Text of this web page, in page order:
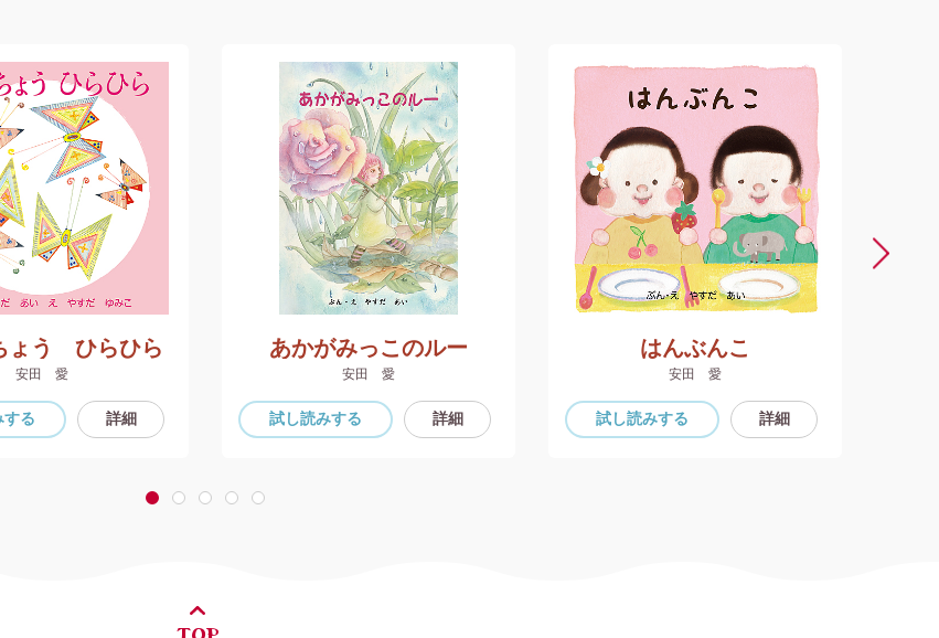
ょう ひらひら
安田 愛
する 詳細
あかがみっこのルー
安田 愛
試し読みする 詳細
はんぶんこ
安田 愛
試し読みする 詳細
1 2 3 4 5